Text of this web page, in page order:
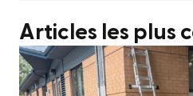
Articles les plus